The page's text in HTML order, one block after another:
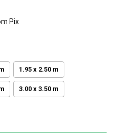
Pix
1.95 x 2.50 m
3.00 x 3.50 m